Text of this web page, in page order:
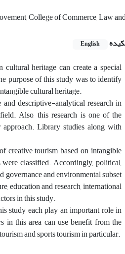
College of Commerce, Law
English
heritage can create a special
purpose of this study was to identify
cultural heritage.
descriptive-analytical research in
Also, this research is one of the
Library studies along with
creative tourism based on intangible
classified. Accordingly, political,
governance and environmental subset
education and research, international
in this study.
study each play an important role in
in this area can use benefit from the
and sports tourism in particular.